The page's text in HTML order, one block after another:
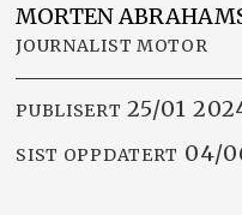
MORTEN
JOURNALIST MOTOR
PUBLISERT 25/01
SIST OPPDATERT 04/